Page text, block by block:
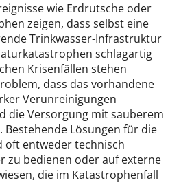
wie Erdrutsche oder
zeigen, dass selbst eine
Trinkwasser-Infrastruktur
schlagartig
Krisenfällen stehen
dass das vorhandene
Verunreinigungen
die Versorgung mit sauberem
Lösungen für die
oft entweder technisch
zu bedienen oder auf externe
die im Katastrophenfall